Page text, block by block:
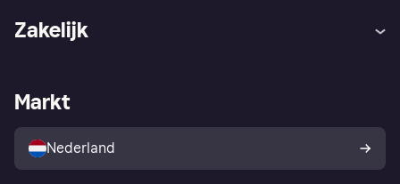
Winkeloverzicht
Kopersbescherming voor
consumenten
Zakelijk
Zakelijke login
Markt
Nederland